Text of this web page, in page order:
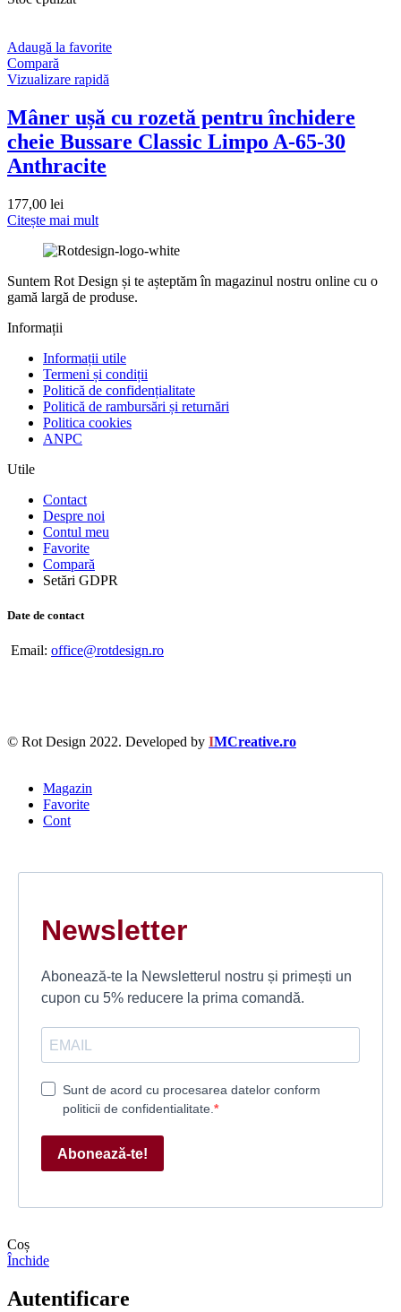
Adaugă la favorite
Compară
Vizualizare rapidă
Mâner ușă cu rozetă pentru închidere
cheie Bussare Classic Limpo A-65-30
Anthracite
177,00 lei
Citește mai mult
Suntem Rot Design și te așteptăm în magazinul nostru online cu o
gamă largă de produse.
Informații
Informații utile
Termeni și condiții
Politică de confidențialitate
Politică de rambursări și returnări
Politica cookies
ANPC
Utile
Contact
Despre noi
Contul meu
Favorite
Compară
Setări GDPR
Date de contact
Email: office@rotdesign.ro
© Rot Design 2022. Developed by IMCreative.ro
Magazin
Favorite
Cont
Newsletter
Abonează-te la Newsletterul nostru și primești un
cupon cu 5% reducere la prima comandă.
Sunt de acord cu procesarea datelor conform
politicii de confidentialitate.
Abonează-te!
Coș
Închide
Autentificare